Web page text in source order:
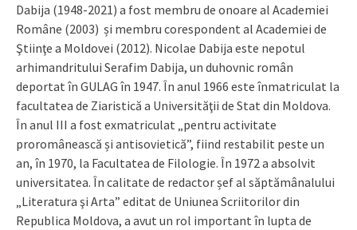
Dabija (1948-2021) a fost membru de onoare al Academiei
Române (2003) și membru corespondent al Academiei de
Ştiinţe a Moldovei (2012). Nicolae Dabija este nepotul
arhimandritului Serafim Dabija, un duhovnic român
deportat în GULAG în 1947. În anul 1966 este înmatriculat la
facultatea de Ziaristică a Universităţii de Stat din Moldova.
În anul III a fost exmatriculat „pentru activitate
proromânească și antisovietică”, fiind restabilit peste un
an, în 1970, la Facultatea de Filologie. În 1972 a absolvit
universitatea. În calitate de redactor șef al săptămânalului
„Literatura şi Arta” editat de Uniunea Scriitorilor din
Republica Moldova, a avut un rol important în lupta de